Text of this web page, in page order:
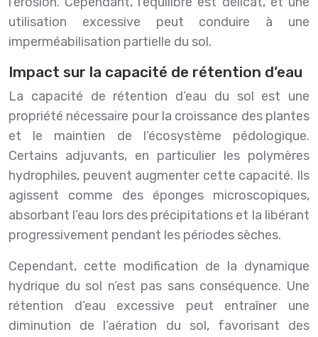
utilisation excessive peut conduire à une
imperméabilisation partielle du sol.
Impact sur la capacité de rétention d’eau
La capacité de rétention d’eau du sol est une
propriété nécessaire pour la croissance des plantes
et le maintien de l’écosystème pédologique.
Certains adjuvants, en particulier les polymères
hydrophiles, peuvent augmenter cette capacité. Ils
agissent comme des éponges microscopiques,
absorbant l’eau lors des précipitations et la libérant
progressivement pendant les périodes sèches.
Cependant, cette modification de la dynamique
hydrique du sol n’est pas sans conséquence. Une
rétention d’eau excessive peut entraîner une
diminution de l’aération du sol, favorisant des